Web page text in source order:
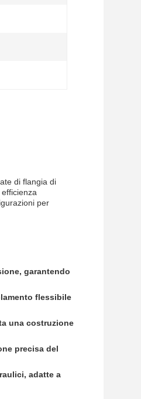
di flangia di
per
garantendo
flessibile
una costruzione
precisa del
adatte a